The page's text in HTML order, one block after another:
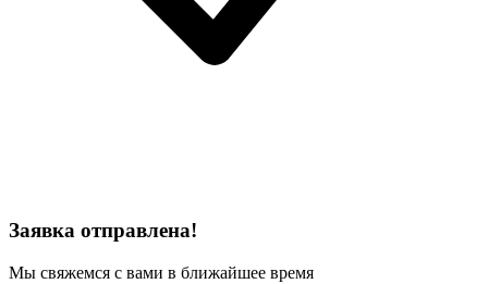
Заявка отправлена!
Мы свяжемся с вами в ближайшее время